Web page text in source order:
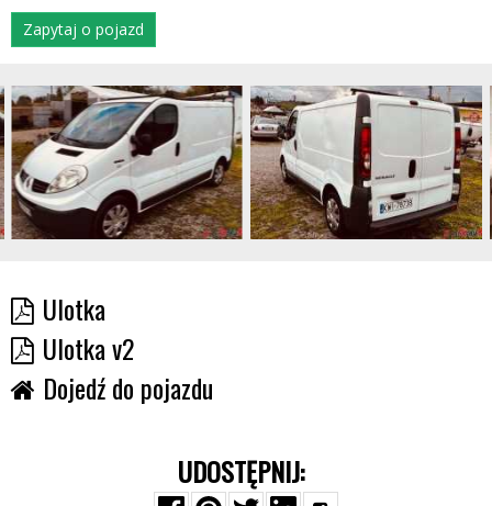
Zapytaj o pojazd
Ulotka
Ulotka v2
Dojedź do pojazdu
UDOSTĘPNIJ: